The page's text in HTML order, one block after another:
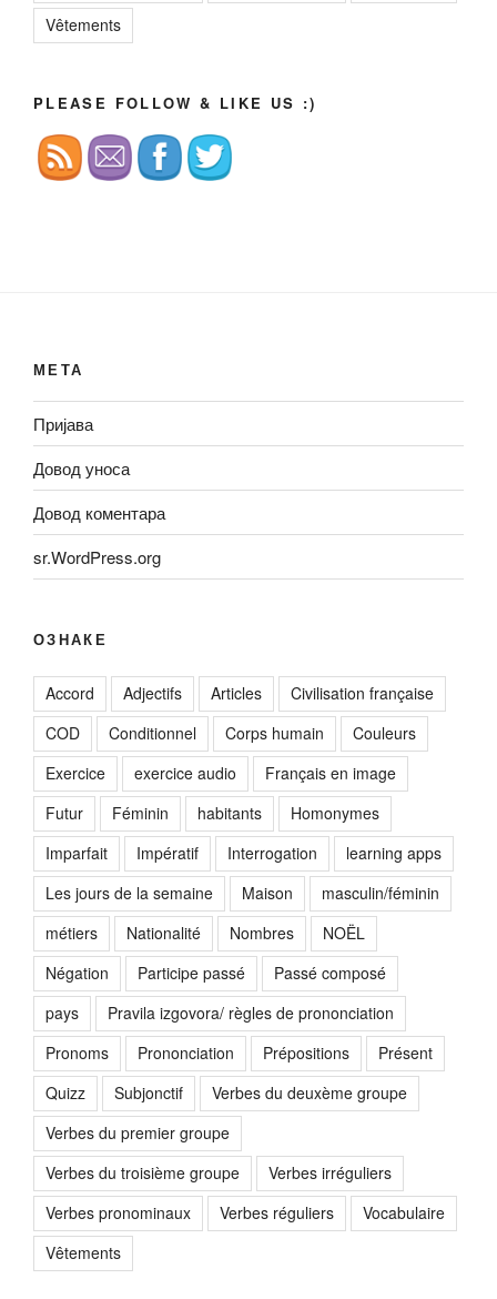
Vêtements
PLEASE FOLLOW & LIKE US :)
МЕТА
Пријава
Довод уноса
Довод коментара
sr.WordPress.org
ОЗНАКЕ
Accord Adjectifs Articles
Civilisation française
COD
Conditionnel Corps humain
Couleurs
Exercice
exercice audio
Français en image
Futur
Féminin habitants
Homonymes
Imparfait
Impératif Interrogation
learning apps
Les jours de la semaine
Maison
masculin/féminin
métiers
Nationalité Nombres
NOËL
Négation
Participe passé
Passé composé
pays
Pravila izgovora/ règles de prononciation
Pronoms
Prononciation Prépositions
Présent
Quizz
Subjonctif
Verbes du deuxème groupe
Verbes du premier groupe
Verbes du troisième groupe
Verbes irréguliers
Verbes pronominaux
Verbes réguliers
Vocabulaire
Vêtements